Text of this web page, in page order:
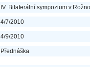
IV. Bilaterální sympozium v
4/7/2010
4/9/2010
Přednáška